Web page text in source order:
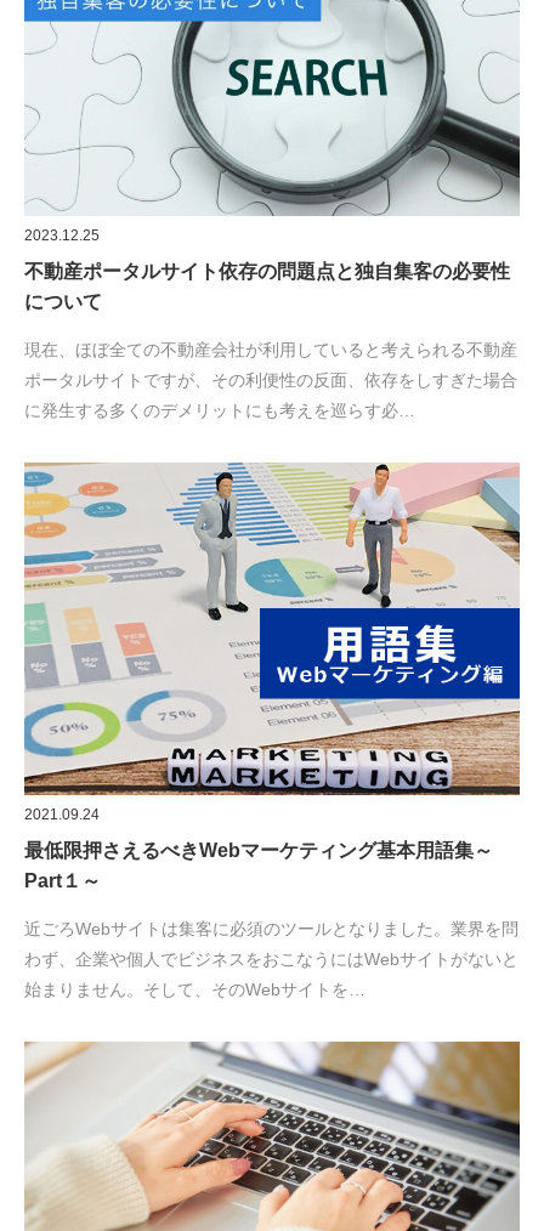
2023.12.25
不動産ポータルサイト依存の問題点と独自集客の必要性
について
現在、ほぼ全ての不動産会社が利用していると考えられる不動産
ポータルサイトですが、その利便性の反面、依存をしすぎた場合
に発生する多くのデメリットにも考えを巡らす必…
2021.09.24
最低限押さえるべきWebマーケティング基本用語集～
Part１～
近ごろWebサイトは集客に必須のツールとなりました。業界を問
わず、企業や個人でビジネスをおこなうにはWebサイトがないと
始まりません。そして、そのWebサイトを…